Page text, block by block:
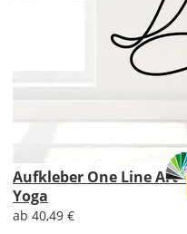
Aufkleber One Line Art -
Yoga
ab 40,49 €